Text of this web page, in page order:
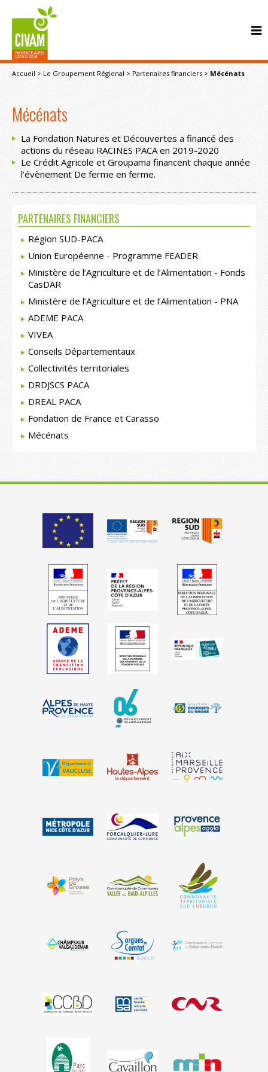
CONTACT
Accueil > Le Groupement Régional > Partenaires financiers > Mécénats
Mécénats
La Fondation Natures et Découvertes a financé des
actions du réseau RACINES PACA en 2019-2020
Le Crédit Agricole et Groupama financent chaque année
l’évènement De ferme en ferme.
PARTENAIRES FINANCIERS
Région SUD-PACA
Union Européenne - Programme FEADER
Ministère de l’Agriculture et de l’Alimentation - Fonds
CasDAR
Ministère de l’Agriculture et de l’Alimentation - PNA
ADEME PACA
VIVEA
Conseils Départementaux
Collectivités territoriales
DRDJSCS PACA
DREAL PACA
Fondation de France et Carasso
Mécénats